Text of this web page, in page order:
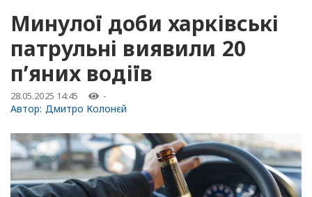
Минулої доби харківські
патрульні виявили 20
п’яних водіїв
28.05.2025 14:45 -
Автор: Дмитро Колонєй